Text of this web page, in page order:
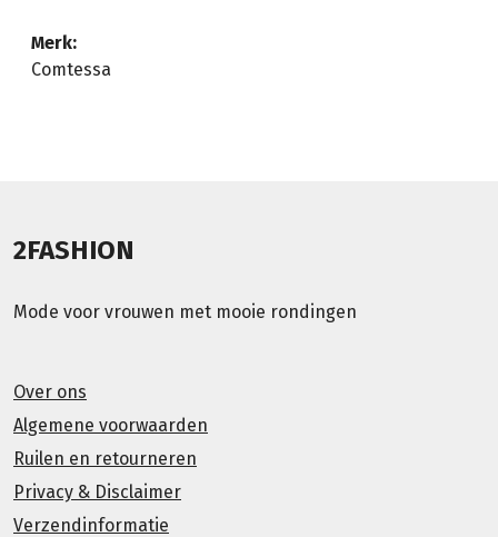
Merk:
Comtessa
2FASHION
Mode voor vrouwen met mooie rondingen
Over ons
Algemene voorwaarden
Ruilen en retourneren
Privacy & Disclaimer
Verzendinformatie